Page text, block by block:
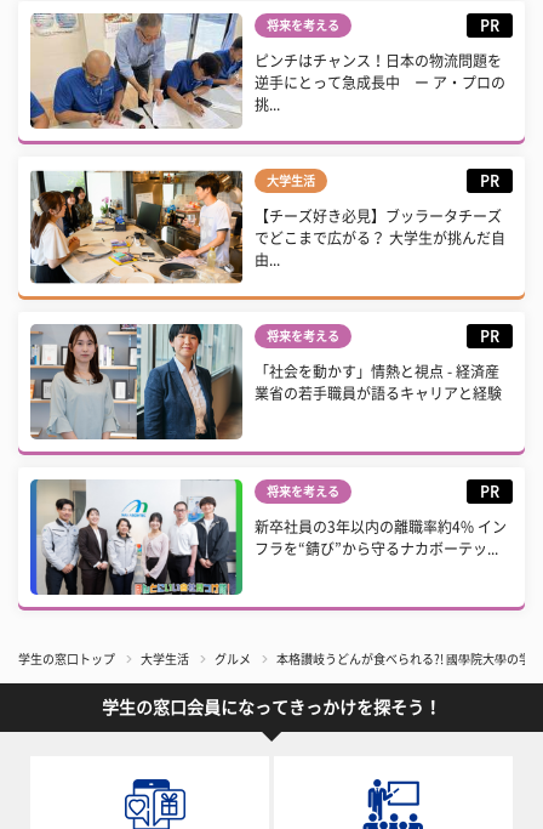
将来を考える PR
ピンチはチャンス！日本の物流問題を
逆手にとって急成長中 ー ア・プロの
挑...
大学生活 PR
【チーズ好き必見】ブッラータチーズ
でどこまで広がる？ 大学生が挑んだ自
由...
将来を考える PR
「社会を動かす」情熱と視点 - 経済産
業省の若手職員が語るキャリアと経験
将来を考える PR
新卒社員の3年以内の離職率約4% イン
フラを“錆び”から守るナカボーテッ...
学生の窓口トップ 大学生活 グルメ 本格讃岐うどんが食べられる?! 國學院大學の学
学生の窓口会員になってきっかけを探そう！